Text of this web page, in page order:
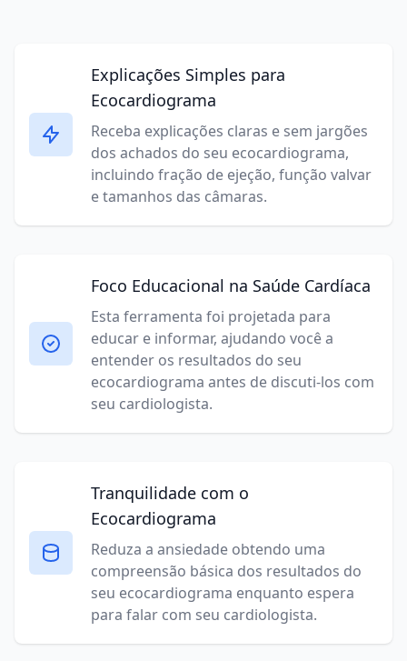
Explicações Simples para
Ecocardiograma
Receba explicações claras e sem jargões
dos achados do seu ecocardiograma,
incluindo fração de ejeção, função valvar
e tamanhos das câmaras.
Foco Educacional na Saúde Cardíaca
Esta ferramenta foi projetada para
educar e informar, ajudando você a
entender os resultados do seu
ecocardiograma antes de discuti-los com
seu cardiologista.
Tranquilidade com o
Ecocardiograma
Reduza a ansiedade obtendo uma
compreensão básica dos resultados do
seu ecocardiograma enquanto espera
para falar com seu cardiologista.